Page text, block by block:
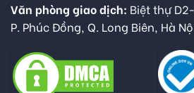
Văn phòng giao dịch: Biệt thự
P. Phúc Đồng, Q. Long Biên, Hà